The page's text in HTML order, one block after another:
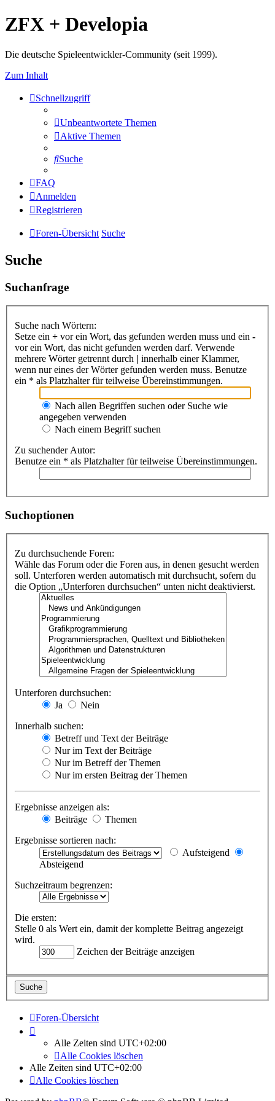
ZFX + Developia
Die deutsche Spieleentwickler-Community (seit 1999).
Zum Inhalt
Schnellzugriff
Unbeantwortete Themen
Aktive Themen
Suche
FAQ
Anmelden
Registrieren
Foren-Übersicht Suche
Suche
Suchanfrage
Suche nach Wörtern:
Setze ein + vor ein Wort, das gefunden werden muss und ein -
vor ein Wort, das nicht gefunden werden darf. Verwende
mehrere Wörter getrennt durch | innerhalb einer Klammer,
wenn nur eines der Wörter gefunden werden muss. Benutze
ein * als Platzhalter für teilweise Übereinstimmungen.
Nach allen Begriffen suchen oder Suche wie
angegeben verwenden
Nach einem Begriff suchen
Zu suchender Autor:
Benutze ein * als Platzhalter für teilweise Übereinstimmungen.
Suchoptionen
Zu durchsuchende Foren:
Wähle das Forum oder die Foren aus, in denen gesucht werden
soll. Unterforen werden automatisch mit durchsucht, sofern du
die Option „Unterforen durchsuchen“ unten nicht deaktivierst.
Unterforen durchsuchen:
Ja
Nein
Innerhalb suchen:
Betreff und Text der Beiträge
Nur im Text der Beiträge
Nur im Betreff der Themen
Nur im ersten Beitrag der Themen
Ergebnisse anzeigen als:
Beiträge
Themen
Ergebnisse sortieren nach:
Aufsteigend
Absteigend
Suchzeitraum begrenzen:
Die ersten:
Stelle 0 als Wert ein, damit der komplette Beitrag angezeigt
wird.
Zeichen der Beiträge anzeigen
Foren-Übersicht
Alle Zeiten sind UTC+02:00
Alle Cookies löschen
Alle Zeiten sind UTC+02:00
Alle Cookies löschen